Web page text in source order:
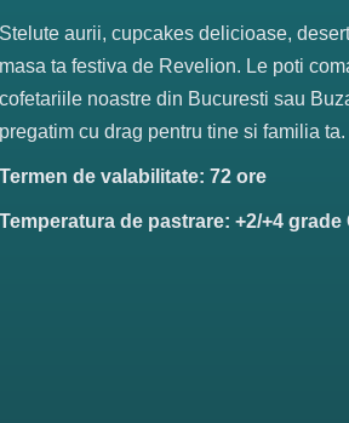
Stelute aurii, cupcakes delicioase,
masa ta festiva de Revelion. Le poti
cofetariile noastre din Bucuresti sau
pregatim cu drag pentru tine si familia ta.
Termen de valabilitate: 72 ore
Temperatura de pastrare: +2/+4 grade